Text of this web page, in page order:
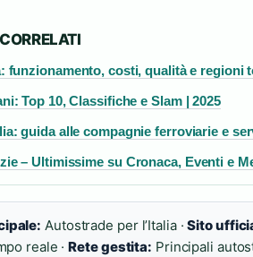
funzionamento, costi, qualità e regioni
Top 10, Classifiche e Slam | 2025
guida alle compagnie ferroviarie e
– Ultimissime su Cronaca, Eventi e
Autostrade per l’Italia ·Sito
reale ·Rete gestita: Principali